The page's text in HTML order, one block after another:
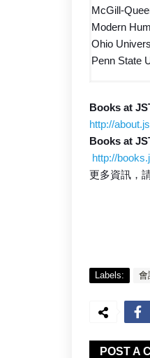
McGill-
Modern
Ohio
Penn State
Books at
http://
Books at
http://
更多資訊，
Labels: 會
POST A